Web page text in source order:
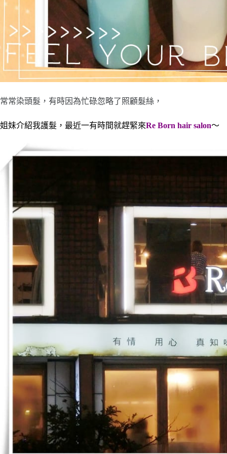
常常染頭髮，有時因為忙碌忽略了照顧髮絲，
姐妹介紹我護髮，最近一有時間就趕緊來Re Born hair salon～